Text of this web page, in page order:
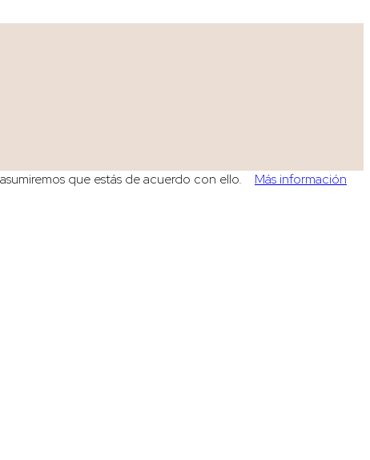
que estás de acuerdo con ello. Más información